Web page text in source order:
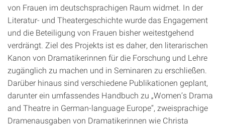
von Frauen im deutschsprachigen Raum widmet. In der
Literatur- und Theatergeschichte wurde das Engagement
und die Beteiligung von Frauen bisher weitestgehend
verdrängt. Ziel des Projekts ist es daher, den literarischen
Kanon von Dramatikerinnen für die Forschung und Lehre
zugänglich zu machen und in Seminaren zu erschließen.
Darüber hinaus sind verschiedene Publikationen geplant,
darunter ein umfassendes Handbuch zu „Women’s Drama
and Theatre in German-language Europe“, zweisprachige
Dramenausgaben von Dramatikerinnen wie Christa